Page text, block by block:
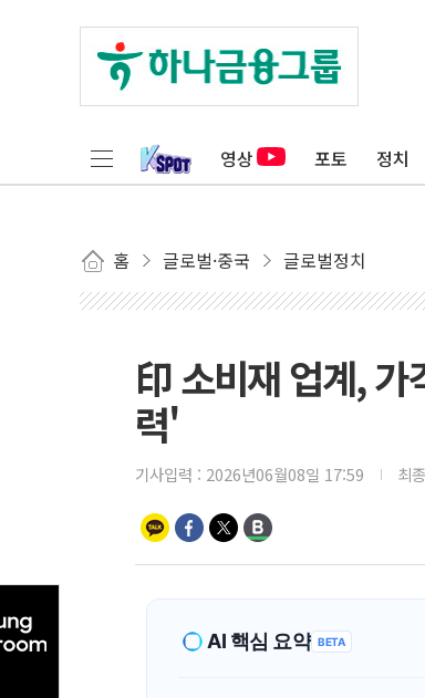
영상 포토 정치
홈 글로벌·중국 글로벌정치
印 소비재 업계, 가
력'
기사입력 : 2026년06월08일 17:59 최
AI 핵심 요약 BETA